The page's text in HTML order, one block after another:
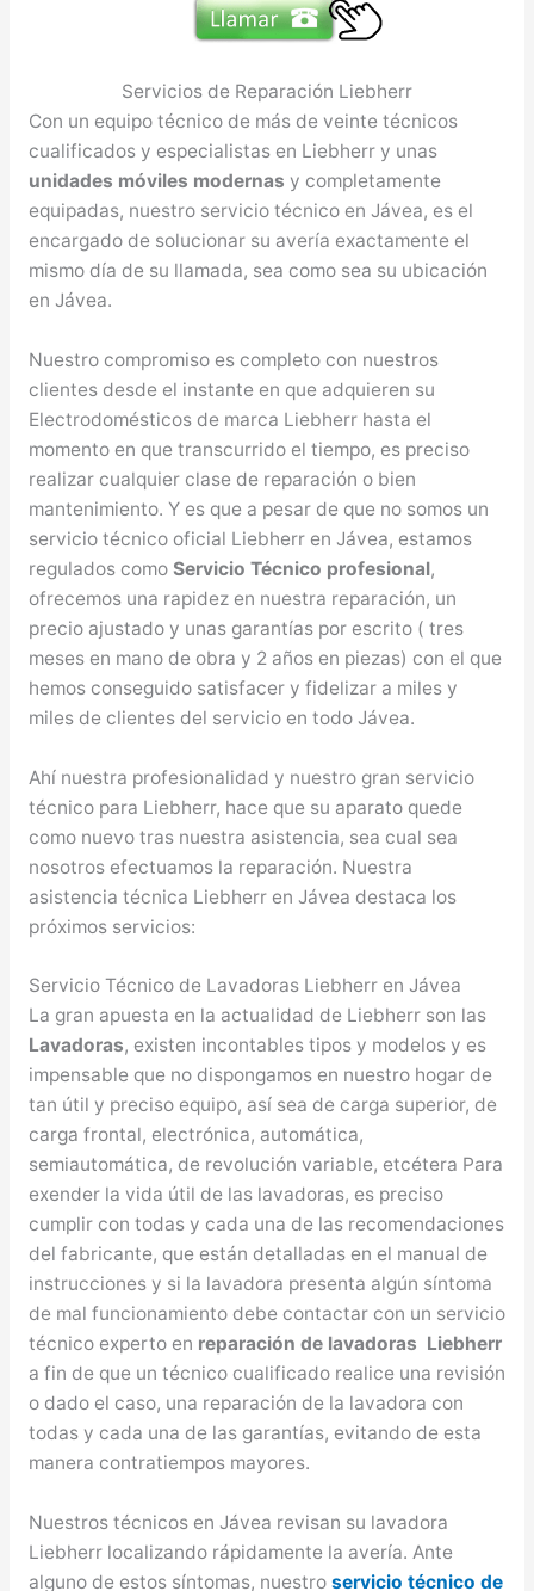
Servicios de Reparación Liebherr
Con un equipo técnico de más de veinte técnicos
cualificados y especialistas en Liebherr y unas
unidades móviles modernas y completamente
equipadas, nuestro servicio técnico en Jávea, es el
encargado de solucionar su avería exactamente el
mismo día de su llamada, sea como sea su ubicación
en Jávea.
Nuestro compromiso es completo con nuestros
clientes desde el instante en que adquieren su
Electrodomésticos de marca Liebherr hasta el
momento en que transcurrido el tiempo, es preciso
realizar cualquier clase de reparación o bien
mantenimiento. Y es que a pesar de que no somos un
servicio técnico oficial Liebherr en Jávea, estamos
regulados como Servicio Técnico profesional,
ofrecemos una rapidez en nuestra reparación, un
precio ajustado y unas garantías por escrito ( tres
meses en mano de obra y 2 años en piezas) con el que
hemos conseguido satisfacer y fidelizar a miles y
miles de clientes del servicio en todo Jávea.
Ahí nuestra profesionalidad y nuestro gran servicio
técnico para Liebherr, hace que su aparato quede
como nuevo tras nuestra asistencia, sea cual sea
nosotros efectuamos la reparación. Nuestra
asistencia técnica Liebherr en Jávea destaca los
próximos servicios:
Servicio Técnico de Lavadoras Liebherr en Jávea
La gran apuesta en la actualidad de Liebherr son las
Lavadoras, existen incontables tipos y modelos y es
impensable que no dispongamos en nuestro hogar de
tan útil y preciso equipo, así sea de carga superior, de
carga frontal, electrónica, automática,
semiautomática, de revolución variable, etcétera Para
exender la vida útil de las lavadoras, es preciso
cumplir con todas y cada una de las recomendaciones
del fabricante, que están detalladas en el manual de
instrucciones y si la lavadora presenta algún síntoma
de mal funcionamiento debe contactar con un servicio
técnico experto en reparación de lavadoras Liebherr
a fin de que un técnico cualificado realice una revisión
o dado el caso, una reparación de la lavadora con
todas y cada una de las garantías, evitando de esta
manera contratiempos mayores.
Nuestros técnicos en Jávea revisan su lavadora
Liebherr localizando rápidamente la avería. Ante
alguno de estos síntomas, nuestro servicio técnico de